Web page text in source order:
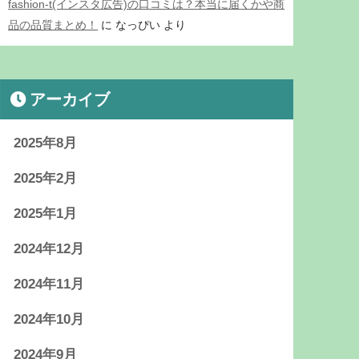
fashion-t(インスタ広告)の口コミは？本当に届くかや商
品の品質まとめ！
に なっぴい より
アーカイブ
2025年8月
2025年2月
2025年1月
2024年12月
2024年11月
2024年10月
2024年9月